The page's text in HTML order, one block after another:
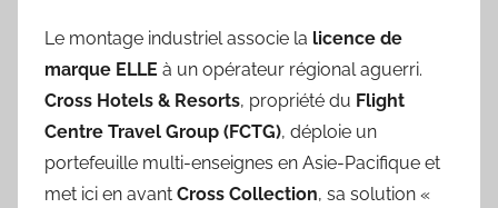
Le montage industriel associe la licence de
marque ELLE à un opérateur régional aguerri.
Cross Hotels & Resorts, propriété du Flight
Centre Travel Group (FCTG), déploie un
portefeuille multi-enseignes en Asie-Pacifique et
met ici en avant Cross Collection, sa solution «